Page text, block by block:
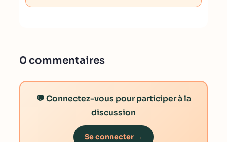
0 commentaires
💬 Connectez-vous pour participer à la
discussion
Se connecter →